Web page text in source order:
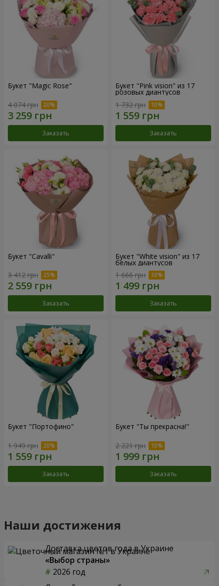
Букет "Magic Rose"
4 074 грн
Заказать
Букет "Pink vision" из 17
розовых диантусов
1 732 грн
Заказать
Букет "Cаvalli"
3 412 грн
Заказать
Букет "White vision" из 17
белых диантусов
1 666 грн
Заказать
Букет "Портофино"
1 949 грн
Заказать
Букет "Ты прекрасна!"
2 221 грн
Заказать
Наши достижения
Доставка цветов года в Украине
«Выбор страны»
2026 год